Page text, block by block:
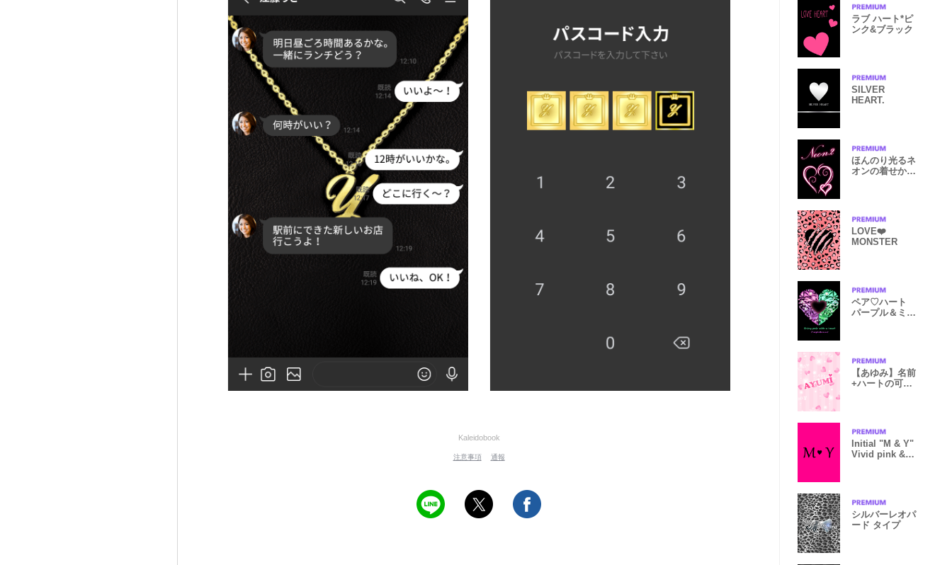
Kaleidobook
注意事項 通報
ラブ ハート*ピ
ンク&ブラック
SILVER
HEART.
ほんのり光るネ
オンの着せか
LOVE❤️
MONSTER
ペア♡ハート
パープル＆ミン
【あゆみ】名前
+ハートの可愛
Initial "M & Y"
Vivid pink &
シルバーレオパ
ード タイプ